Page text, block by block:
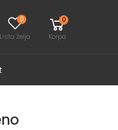
0
Lista želja
0
Korpa